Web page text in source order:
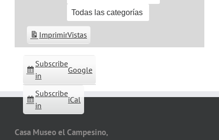
Todas las categorías
Subscribe
in
Google
Subscribe
in
iCal
ImprimirVistas
Casa Museo el Campesino,